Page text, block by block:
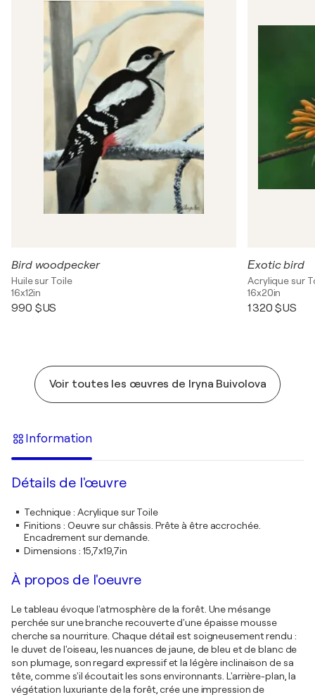
Bird woodpecker
Huile sur Toile
16x12in
990 $US
Еxotic bird
Acrylique sur
16x20in
1 320 $US
Voir toutes les œuvres de Iryna Buivolova
Information
Détails de l'œuvre
Technique: Acrylique sur Toile
Finitions : Oeuvre sur châssis. Prête à être accrochée.
Encadrement sur demande.
Dimensions : 15,7x19,7in
À propos de l'oeuvre
Le tableau évoque l'atmosphère de la forêt. Une mésange
perchée sur une branche recouverte d'une épaisse mousse
cherche sa nourriture. Chaque détail est soigneusement rendu :
le duvet de l'oiseau, les nuances de jaune, de bleu et de blanc de
son plumage, son regard expressif et la légère inclinaison de sa
tête, comme s'il écoutait les sons environnants. L'arrière-plan, la
végétation luxuriante de la forêt, crée une impression de